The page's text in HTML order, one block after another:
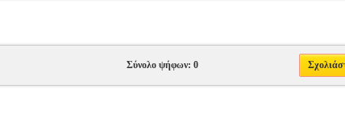
Σύνολο ψήφων: 0